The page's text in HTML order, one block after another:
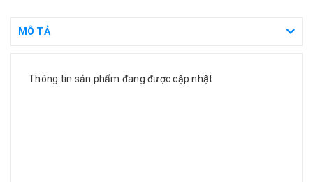
MÔ TẢ
Thông tin sản phẩm đang được cập nhật